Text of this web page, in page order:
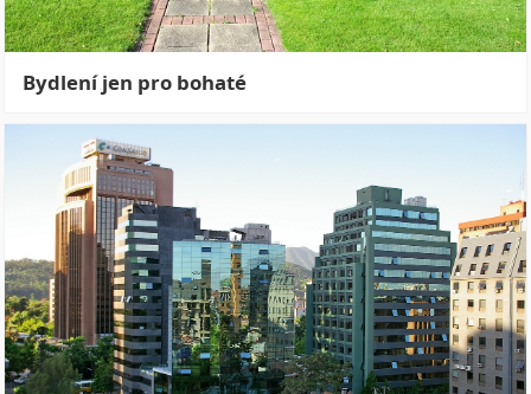
Bydlení jen pro bohaté